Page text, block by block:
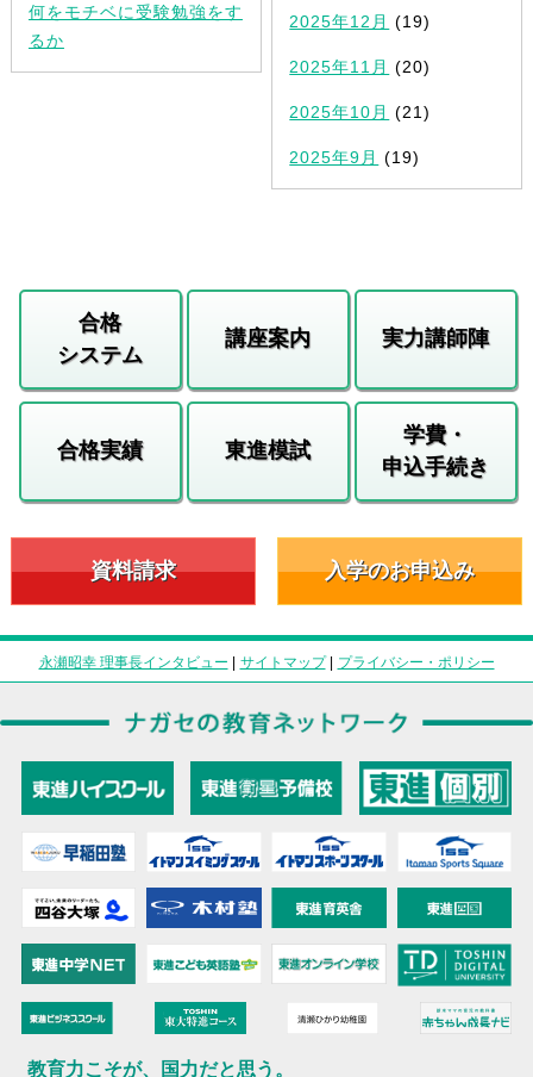
何をモチベに受験勉強をす
るか
2025年12月 (19)
2025年11月 (20)
2025年10月 (21)
2025年9月 (19)
合格
システム
講座案内 実力講師陣
合格実績 東進模試
学費・
申込手続き
資料請求 入学のお申込み
永瀬昭幸 理事長インタビュー | サイトマップ| プライバシー・ポリシー
教育力こそが、国力だと思う。